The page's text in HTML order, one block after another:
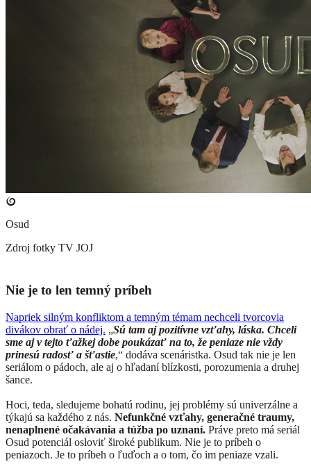
Osud
Zdroj fotky TV JOJ
Nie je to len temný príbeh
Napriek silným konfliktom a temným témam nechceli tvorcovia
divákov obrať o nádej. „Sú tam aj pozitívne vzťahy, láska. Chceli
sme aj v tejto ťažkej dobe poukázať na to, že peniaze nie vždy
prinesú radosť a šťastie,“ dodáva scenáristka. Osud tak nie je len
seriálom o pádoch, ale aj o hľadaní blízkosti, porozumenia a druhej
šance.
Hoci, teda, sledujeme bohatú rodinu, jej problémy sú univerzálne a
týkajú sa každého z nás. Nefunkčné vzťahy, generačné traumy,
nenaplnené očakávania a túžba po uznaní. Práve preto má seriál
Osud potenciál osloviť široké publikum. Nie je to príbeh o
peniazoch. Je to príbeh o ľuďoch a o tom, čo im peniaze vzali.